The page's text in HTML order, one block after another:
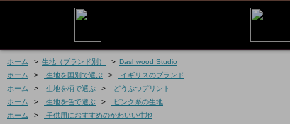
ホーム > 生地（ブランド別） > Dashwood Studio
ホーム
> 生地を国別で選ぶ >
イギリスのブランド
ホーム
> 生地を柄で選ぶ >
どうぶつプリント
ホーム
> 生地を色で選ぶ >
ピンク系の生地
ホーム
>
子供用におすすめのかわいい生地